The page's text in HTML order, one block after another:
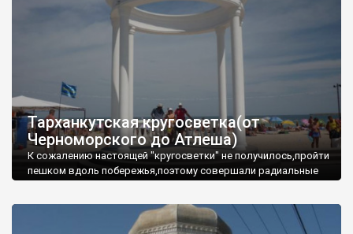
Тарханкутская кругосветка(от
Черноморского до Атлеша)
К сожалению настоящей "кругосветки" не получилось,пройти
пешком вдоль побережья,поэтому совершали радиальные